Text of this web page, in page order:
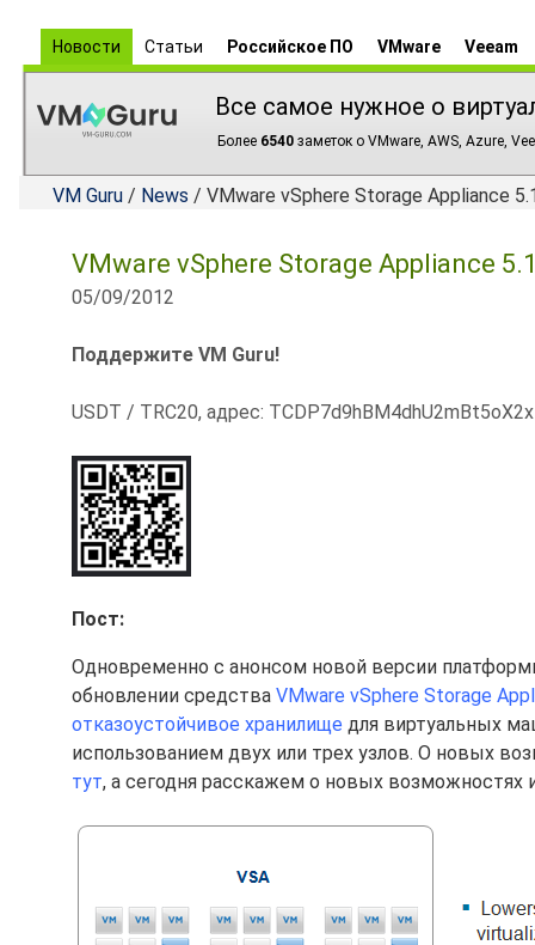
Новости Статьи Российское ПО VMware Veeam
Все самое нужное о
Более 6540 заметок о VMware, AWS, Azure,
VM Guru / News / VMware vSphere Storage Appliance
VMware vSphere Storage Appliance
05/09/2012
Поддержите VM Guru!
USDT / TRC20, адрес:
Пост:
Одновременно с анонсом новой версии
обновлении средства VMware vSphere Storage
отказоустойчивое хранилище для виртуальных
использованием двух или трех узлов. О новых
тут, а сегодня расскажем о новых возможностях